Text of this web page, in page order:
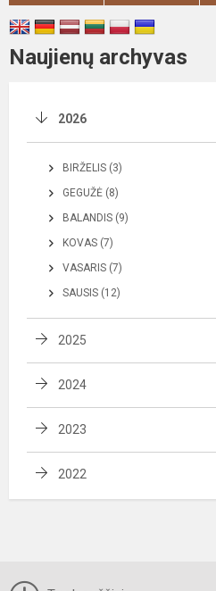
Naujienų archyvas
2026
BIRŽELIS (3)
GEGUŽĖ (8)
BALANDIS (9)
KOVAS (7)
VASARIS (7)
SAUSIS (12)
2025
2024
2023
2022